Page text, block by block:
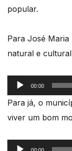
popular.
Para José
natural e
Reprodutor
de
áudio
00:00
Para já, o
viver um bom
Reprodutor